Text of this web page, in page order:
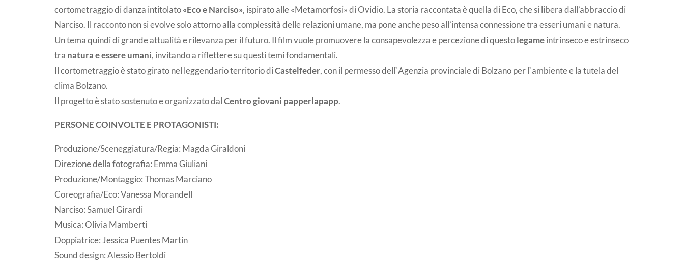
cortometraggio di danza intitolato«Eco e Narciso», ispirato alle «Metamorfosi» di Ovidio. La storia raccontata è quella di Eco, che si libera dall’abbraccio di
Narciso. Il racconto non si evolve solo attorno alla complessità delle relazioni umane, ma pone anche peso all’intensa connessione tra esseri umani e natura.
Un tema quindi di grande attualità e rilevanza per il futuro. Il film vuole promuovere la consapevolezza e percezione di questolegameintrinseco e estrinseco
tra natura e essere umani, invitando a riflettere su questi temi fondamentali.
Il cortometraggio è stato girato nel leggendario territorio diCastelfeder, con il permesso dell`Agenzia provinciale di Bolzano per l`ambiente e la tutela del
clima Bolzano.
Il progetto è stato sostenuto e organizzato dalCentro giovani papperlapapp.
PERSONE COINVOLTE E PROTAGONISTI:
Produzione/Sceneggiatura/Regia: Magda Giraldoni
Direzione della fotografia: Emma Giuliani
Produzione/Montaggio: Thomas Marciano
Coreografia/Eco: Vanessa Morandell
Narciso: Samuel Girardi
Musica: Olivia Mamberti
Doppiatrice: Jessica Puentes Martin
Sound design: Alessio Bertoldi